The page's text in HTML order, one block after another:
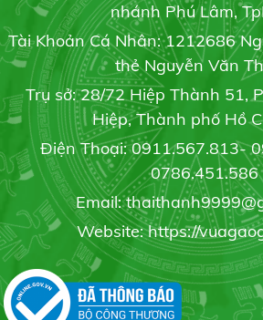
Gạo St21
Liên hệ
Gạo Đài Thơm 8
20.000 đ/kg
19/05/2020
Trồng dưa lưới trong nhà:
19/05/2020
6 bước bảo quản hoa cúc
19/05/2020
3 phương pháp phục hồi
nhánh Phú Lâm,
Tài Khoản Cá Nhân: 1212686
thẻ Nguyễn Văn
Trụ sở: 28/72 Hiệp Thành 51,
Hiệp, Thành phố Hồ
Điện Thoại: 0911.567.813-
0786.451.586
Email:
Website: https://